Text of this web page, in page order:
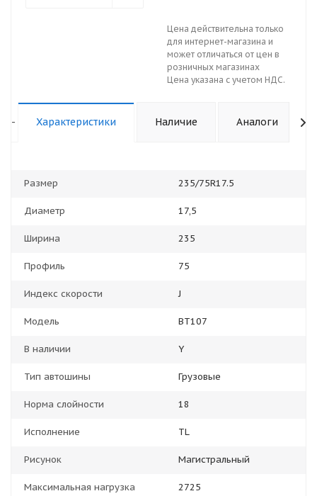
Цена действительна только
для интернет-магазина и
может отличаться от цен в
розничных магазинах
Цена указана с учетом НДС.
- Характеристики Наличие Аналоги
Размер 235/75R17.5
Диаметр 17,5
Ширина 235
Профиль 75
Индекс скорости J
Модель BT107
В наличии Y
Тип автошины Грузовые
Норма слойности 18
Исполнение TL
Рисунок Магистральный
Максимальная нагрузка
2725